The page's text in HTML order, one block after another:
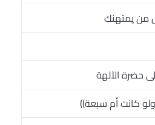
من يمتهنك
حضرة الآلهة
كانت أم سبعة))